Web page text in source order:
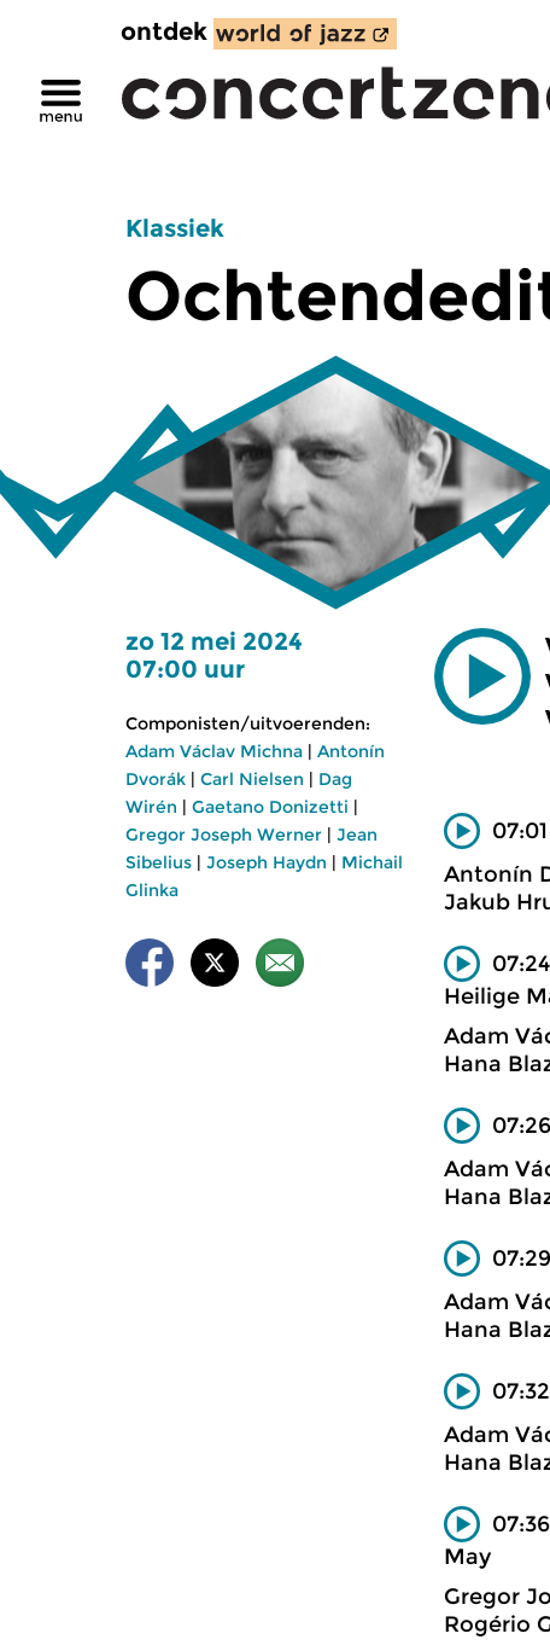
ontdek
Klassiek
zo 12 mei 2024
07:00 uur
Componisten/uitvoerenden:
Adam Václav Michna | Antonín
Dvorák | Carl Nielsen | Dag
Wirén | Gaetano Donizetti |
Gregor Joseph Werner | Jean
Sibelius | Joseph Haydn | Michail
Glinka
Antonín
Jakub
Heilige
Adam
Hana
Adam
Hana
Adam
Hana
Adam
Hana
May
Gregor
Rogério